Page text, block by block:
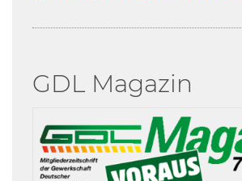
GDL Magazin